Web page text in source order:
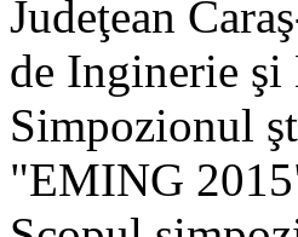
Judeţean
de Inginerie şi
Simpozionul
"EMING